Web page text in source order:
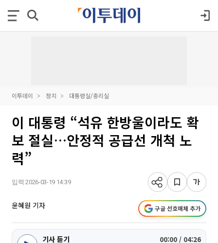
이투데이 정치 대통령실/총리실
이 대통령 “석유 한방울이라도 확
보 절실…안정적 공급선 개척 노
력”
입력 2026-03-19 14:39
윤혜원 기자 구글 선호매체 추가
기사 듣기 00:00 / 04:26